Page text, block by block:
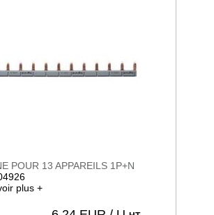
POUR 13 APPAREILS 1P+N
plus +